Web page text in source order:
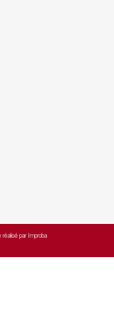
réalisé par Improba